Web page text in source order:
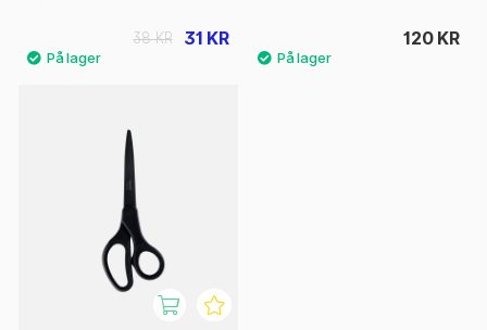
31 KR
38 KR 120 KR